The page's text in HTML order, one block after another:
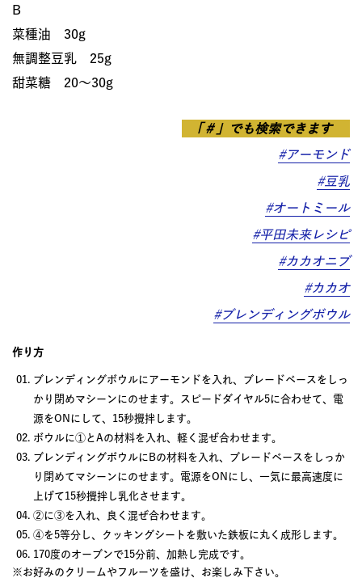
B
菜種油 30g
無調整豆乳 25g
甜菜糖 20〜30g
「＃」でも検索できます
#アーモンド
#豆乳
#オートミール
#平田未来レシピ
#カカオニブ
#カカオ
#ブレンディングボウル
作り方
ブレンディングボウルにアーモンドを入れ、ブレードベースをしっ
かり閉めマシーンにのせます。スピードダイヤル5に合わせて、電
源をONにして、15秒攪拌します。
ボウルに①とAの材料を入れ、軽く混ぜ合わせます。
ブレンディングボウルにBの材料を入れ、ブレードベースをしっか
り閉めてマシーンにのせます。電源をONにし、一気に最高速度に
上げて15秒攪拌し乳化させます。
②に③を入れ、良く混ぜ合わせます。
④を5等分し、クッキングシートを敷いた鉄板に丸く成形します。
170度のオーブンで15分前、加熱し完成です。
※お好みのクリームやフルーツを盛け、お楽しみ下さい。